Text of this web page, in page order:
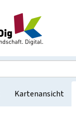
Kartenansicht